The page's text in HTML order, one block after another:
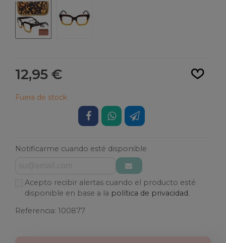
12,95 €
Fuera de stock
Notificarme cuando esté disponible
Acepto recibir alertas cuando el producto esté
disponible en base a la política de privacidad.
Referencia: 100877